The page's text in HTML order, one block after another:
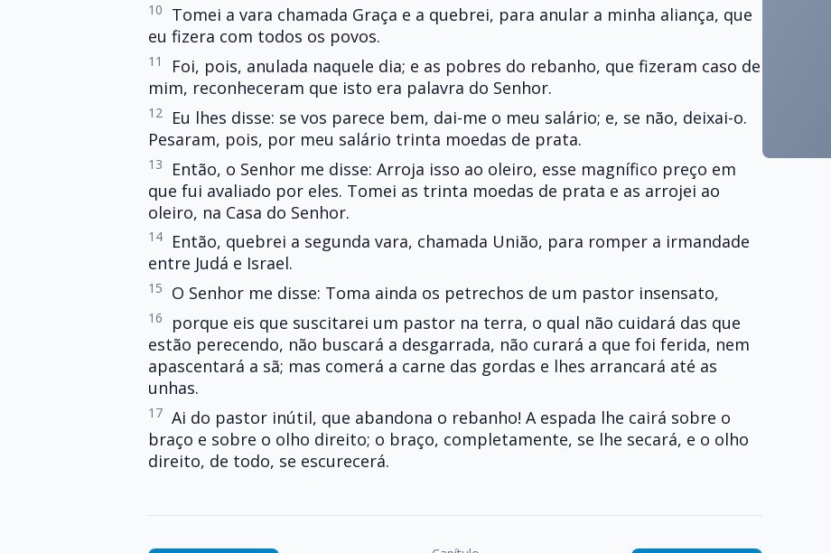
10
Tomei a vara chamada Graça e a quebrei, para anular a minha aliança, que
eu fizera com todos os povos.
11
Foi, pois, anulada naquele dia; e as pobres do rebanho, que fizeram caso de
mim, reconheceram que isto era palavra do Senhor.
12
Eu lhes disse: se vos parece bem, dai-me o meu salário; e, se não, deixai-o.
Pesaram, pois, por meu salário trinta moedas de prata.
13
Então, o Senhor me disse: Arroja isso ao oleiro, esse magnífico preço em
que fui avaliado por eles. Tomei as trinta moedas de prata e as arrojei ao
oleiro, na Casa do Senhor.
14
Então, quebrei a segunda vara, chamada União, para romper a irmandade
entre Judá e Israel.
15 O Senhor me disse: Toma ainda os petrechos de um pastor insensato,
16
porque eis que suscitarei um pastor na terra, o qual não cuidará das que
estão perecendo, não buscará a desgarrada, não curará a que foi ferida, nem
apascentará a sã; mas comerá a carne das gordas e lhes arrancará até as
unhas.
17 Ai do pastor inútil, que abandona o rebanho! A espada lhe cairá sobre o
braço e sobre o olho direito; o braço, completamente, se lhe secará, e o olho
direito, de todo, se escurecerá.